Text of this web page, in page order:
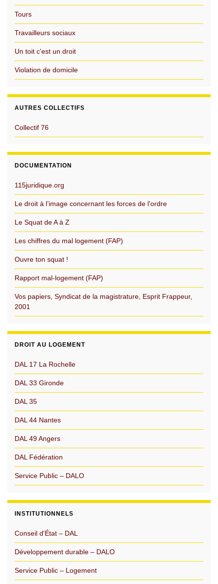
Tours
Travailleurs sociaux
Un toit c'est un droit
Violation de domicile
AUTRES COLLECTIFS
Collectif 76
DOCUMENTATION
115juridique.org
Le droit à l’image concernant les forces de l’ordre
Le Squat de A à Z
Les chiffres du mal logement (FAP)
Ouvre ton squat !
Rapport mal-logement (FAP)
Vos papiers, Syndicat de la magistrature, Esprit Frappeur,
2001
DROIT AU LOGEMENT
DAL 17 La Rochelle
DAL 33 Gironde
DAL 35
DAL 44 Nantes
DAL 49 Angers
DAL Fédération
Service Public – DALO
INSTITUTIONNELS
Conseil d'État – DAL
Développement durable – DALO
Service Public – Logement